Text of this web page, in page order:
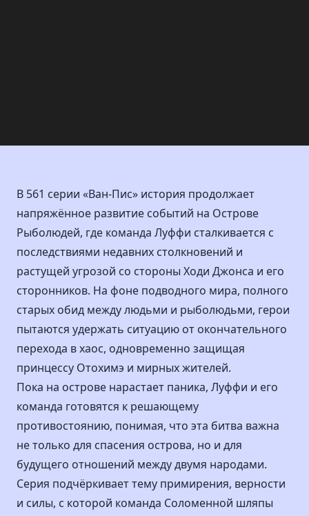
В 561 серии «Ван-Пис» история продолжает
напряжённое развитие событий на Острове
Рыболюдей, где команда Луффи сталкивается с
последствиями недавних столкновений и
растущей угрозой со стороны Ходи Джонса и его
сторонников. На фоне подводного мира, полного
старых обид между людьми и рыболюдьми, герои
пытаются удержать ситуацию от окончательного
перехода в хаос, одновременно защищая
принцессу Отохимэ и мирных жителей.
Пока на острове нарастает паника, Луффи и его
команда готовятся к решающему
противостоянию, понимая, что эта битва важна
не только для спасения острова, но и для
будущего отношений между двумя народами.
Серия подчёркивает тему примирения, верности
и силы, с которой команда Соломенной шляпы